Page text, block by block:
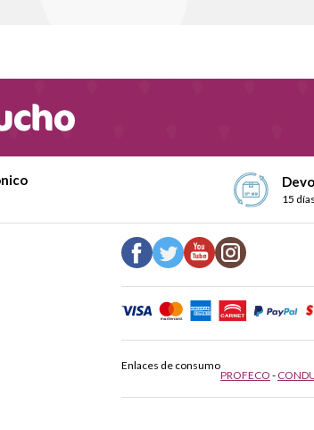
15
Enlaces de consumo
PROFECO -